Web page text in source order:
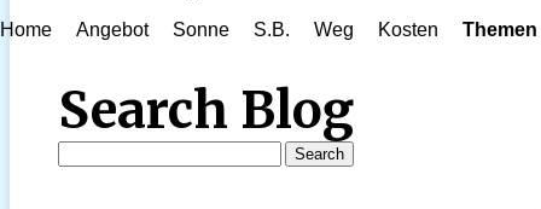
Home Angebot Sonne S.B. Weg Kosten Themen
Search Blog